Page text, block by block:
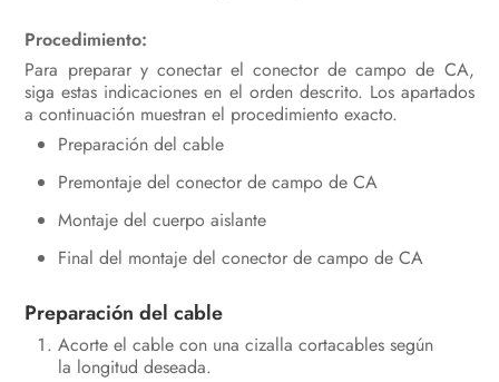
Procedimiento:
Para preparar y conectar el conector de campo de CA,
siga estas indicaciones en el orden descrito. Los apartados
a continuación muestran el procedimiento exacto.
Preparación del cable
Premontaje del conector de campo de CA
Montaje del cuerpo aislante
Final del montaje del conector de campo de CA
Preparación del cable
Acorte el cable con una cizalla cortacables según
la longitud deseada.